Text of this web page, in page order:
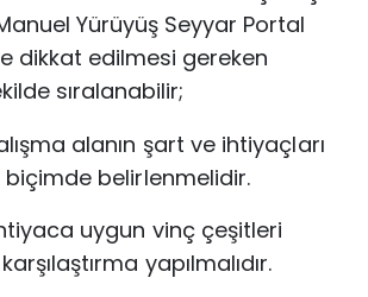
Yürüyüş Seyyar Portal
dikkat edilmesi gereken
sıralanabilir;
alanın şart ve ihtiyaçları
belirlenmelidir.
uygun vinç çeşitleri
yapılmalıdır.